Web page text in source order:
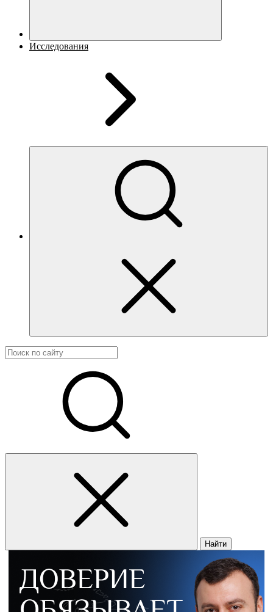
Исследования
Найти